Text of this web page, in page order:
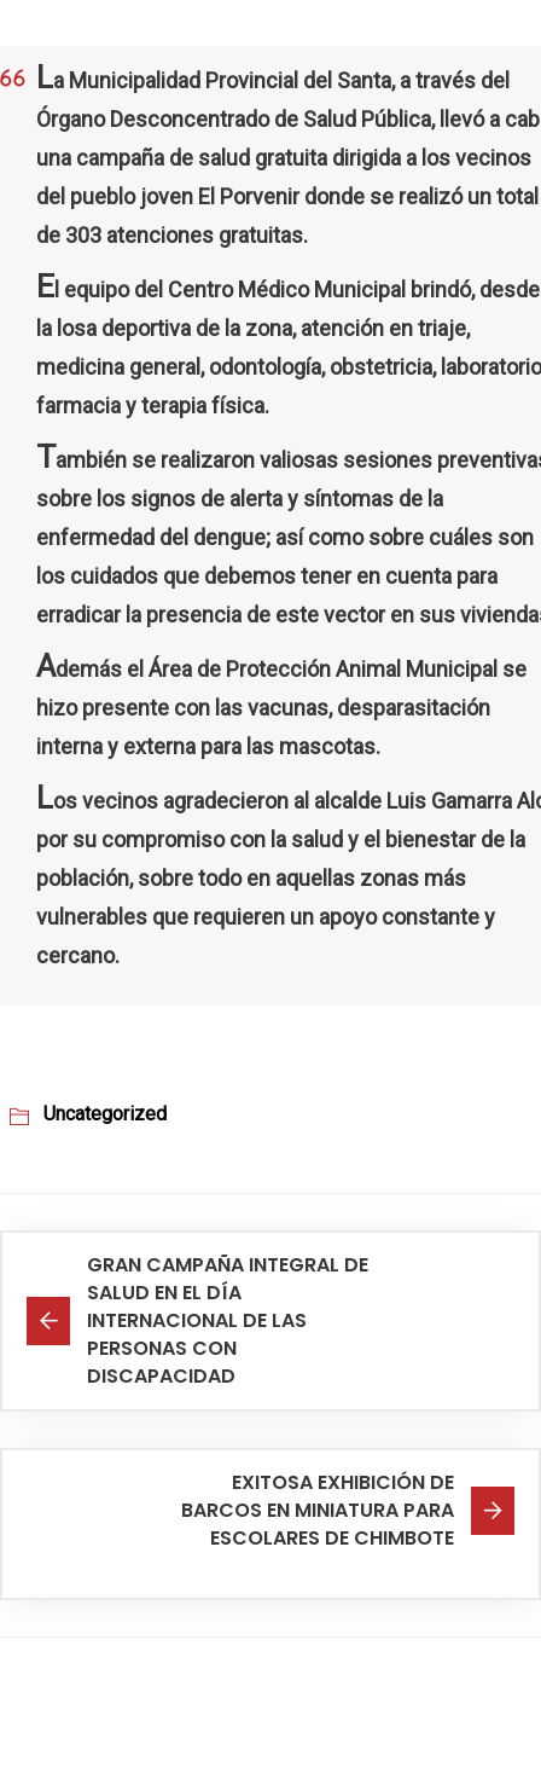
La Municipalidad Provincial del Santa, a través del
Órgano Desconcentrado de Salud Pública, llevó a
una campaña de salud gratuita dirigida a los vecinos
del pueblo joven El Porvenir donde se realizó un total
de 303 atenciones gratuitas.
E l equipo del Centro Médico Municipal brindó, desde
la losa deportiva de la zona, atención en triaje,
medicina general, odontología, obstetricia,
farmacia y terapia física.
También se realizaron valiosas sesiones
sobre los signos de alerta y síntomas de la
enfermedad del dengue; así como sobre cuáles son
los cuidados que debemos tener en cuenta para
erradicar la presencia de este vector en sus
Además el Área de Protección Animal Municipal se
hizo presente con las vacunas, desparasitación
interna y externa para las mascotas.
Los vecinos agradecieron al alcalde Luis Gamarra
por su compromiso con la salud y el bienestar de la
población, sobre todo en aquellas zonas más
vulnerables que requieren un apoyo constante y
cercano.
Uncategorized
GRAN CAMPAÑA INTEGRAL DE
SALUD EN EL DÍA
INTERNACIONAL DE LAS
PERSONAS CON
DISCAPACIDAD
EXITOSA EXHIBICIÓN DE
BARCOS EN MINIATURA PARA
ESCOLARES DE CHIMBOTE